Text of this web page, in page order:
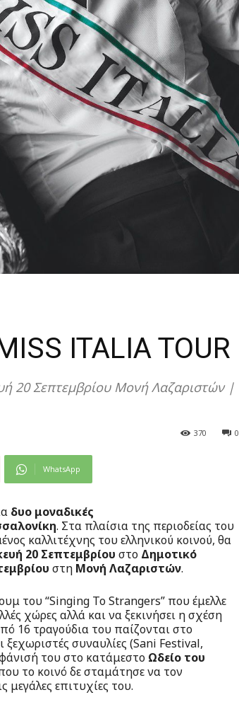
ITALIA TOUR
20 Σεπτεμβρίου Μονή Λαζαριστών |
0
370
WhatsApp
δυο μοναδικές
. Στα πλαίσια της περιοδείας του
καλλιτέχνης του ελληνικού κοινού, θα
20 Σεπτεμβρίου στο Δημοτικό
στη Μονή Λαζαριστών.
του “Singing To Strangers” που έμελλε
χώρες αλλά και να ξεκινήσει η σχέση
16 τραγούδια του παίζονται στο
συναυλίες (Sani Festival,
του στο κατάμεστο Ωδείο του
το κοινό δε σταμάτησε να τον
μεγάλες επιτυχίες του.